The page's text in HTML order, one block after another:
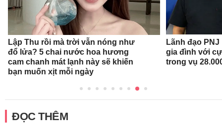
Lập Thu rồi mà trời vẫn nóng như
đổ lửa? 5 chai nước hoa hương
cam chanh mát lạnh này sẽ khiến
bạn muốn xịt mỗi ngày
Lãnh đạo
gia đình với
trong vụ
ĐỌC THÊM